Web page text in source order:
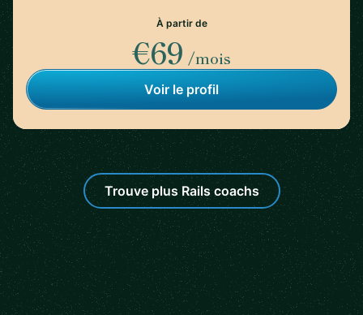
À partir de
€69 /mois
Voir le profil
Trouve plus Rails coachs